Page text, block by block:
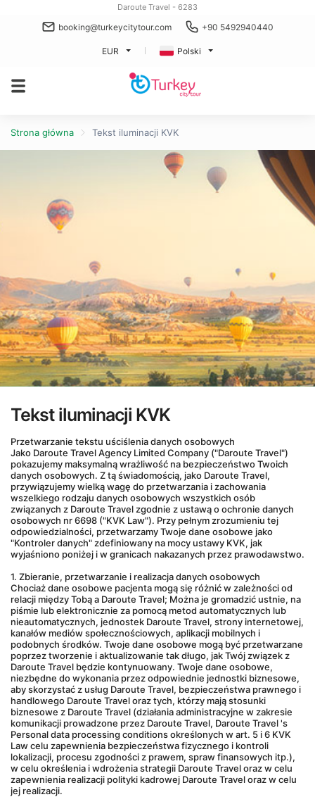
Daroute Travel - 6283
booking@turkeycitytour.com +90 5492940440
EUR Polski
Strona główna Tekst iluminacji KVK
Tekst iluminacji KVK
Przetwarzanie tekstu uściślenia danych osobowych
Jako Daroute Travel Agency Limited Company ("Daroute Travel")
pokazujemy maksymalną wrażliwość na bezpieczeństwo Twoich
danych osobowych. Z tą świadomością, jako Daroute Travel,
przywiązujemy wielką wagę do przetwarzania i zachowania
wszelkiego rodzaju danych osobowych wszystkich osób
związanych z Daroute Travel zgodnie z ustawą o ochronie danych
osobowych nr 6698 ("KVK Law"). Przy pełnym zrozumieniu tej
odpowiedzialności, przetwarzamy Twoje dane osobowe jako
"Kontroler danych" zdefiniowany na mocy ustawy KVK, jak
wyjaśniono poniżej i w granicach nakazanych przez prawodawstwo.
1. Zbieranie, przetwarzanie i realizacja danych osobowych
Chociaż dane osobowe pacjenta mogą się różnić w zależności od
relacji między Tobą a Daroute Travel; Można je gromadzić ustnie, na
piśmie lub elektronicznie za pomocą metod automatycznych lub
nieautomatycznych, jednostek Daroute Travel, strony internetowej,
kanałów mediów społecznościowych, aplikacji mobilnych i
podobnych środków. Twoje dane osobowe mogą być przetwarzane
poprzez tworzenie i aktualizowanie tak długo, jak Twój związek z
Daroute Travel będzie kontynuowany. Twoje dane osobowe,
niezbędne do wykonania przez odpowiednie jednostki biznesowe,
aby skorzystać z usług Daroute Travel, bezpieczeństwa prawnego i
handlowego Daroute Travel oraz tych, którzy mają stosunki
biznesowe z Daroute Travel (działania administracyjne w zakresie
komunikacji prowadzone przez Daroute Travel, Daroute Travel 's
Personal data processing conditions określonych w art. 5 i 6 KVK
Law celu zapewnienia bezpieczeństwa fizycznego i kontroli
lokalizacji, procesu zgodności z prawem, spraw finansowych itp.),
w celu określenia i wdrożenia strategii Daroute Travel oraz w celu
zapewnienia realizacji polityki kadrowej Daroute Travel oraz w celu
jej realizacji.